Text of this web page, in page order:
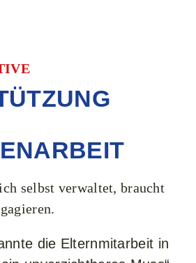
selbst verwaltet, braucht
die Elternmitarbeit in